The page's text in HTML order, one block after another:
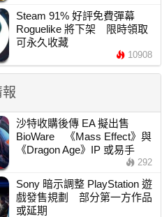
Steam 91% 好評免費彈幕
Roguelike 將下架 限時領取
可永久收藏
10908
沙特收購後傳 EA 擬出售
BioWare 《Mass Effect》與
《Dragon Age》IP 或易手
292
Sony 暗示調整 PlayStation 遊
戲發售規劃 部分第一方作品
或延期